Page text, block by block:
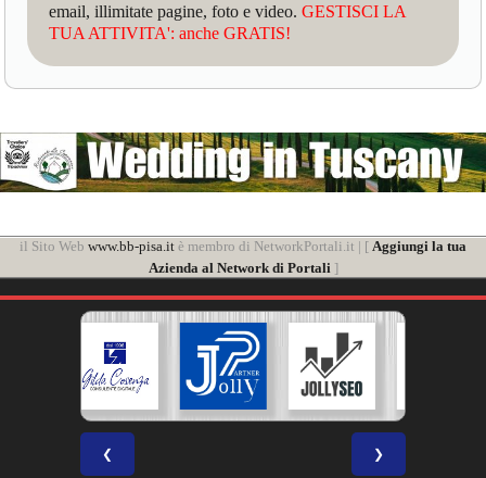
email, illimitate pagine, foto e video.GESTISCI LA
TUA ATTIVITA': anche GRATIS!
il Sito Web www.bb-pisa.it è membro di NetworkPortali.it | [ Aggiungi la tua
Azienda al Network di Portali]
❮ ❯